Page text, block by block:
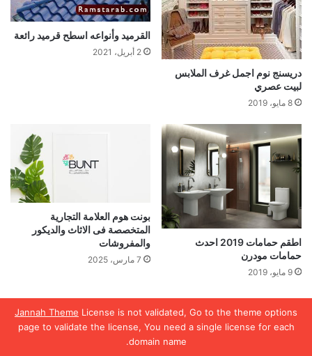
Jannah Theme License is not validated, Go to the theme options
page to validate the license, You need a single license for each
domain name.
دريسنج نوم اجمل غرف الملابس
لبيت عصري
8 مايو، 2019
القرميد وأنواعه اسطح قرميد رائعة
2 أبريل، 2021
اطقم حمامات 2019 احدث
حمامات مودرن
9 مايو، 2019
بونت هوم العلامة التجارية
المتخصصة فى الاثاث والديكور
والمفروشات
7 مارس، 2025
اترك تعليقاً